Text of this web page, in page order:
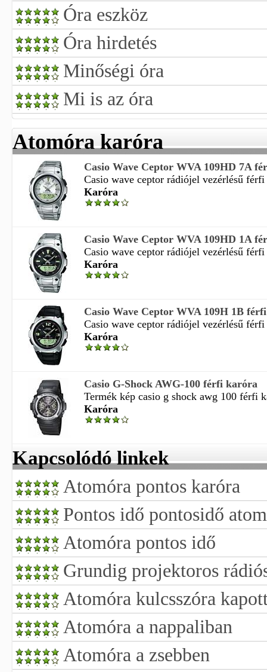
Óra eszköz
Óra hirdetés
Minőségi óra
Mi is az óra
Atomóra karóra
Casio Wave Ceptor WVA 109HD 7A
Casio wave ceptor rádiójel vezérlésű
Karóra
Casio Wave Ceptor WVA 109HD 1A
Casio wave ceptor rádiójel vezérlésű
Karóra
Casio Wave Ceptor WVA 109H 1B
Casio wave ceptor rádiójel vezérlésű
Karóra
Casio G-Shock AWG-100 férfi karóra
Termék kép casio g shock awg 100 férfi
Karóra
Kapcsolódó linkek
Atomóra pontos karóra
Pontos idő pontosidő
Atomóra pontos idő
Grundig projektoros
Atomóra kulcsszóra
Atomóra a nappaliban
Atomóra a zsebben